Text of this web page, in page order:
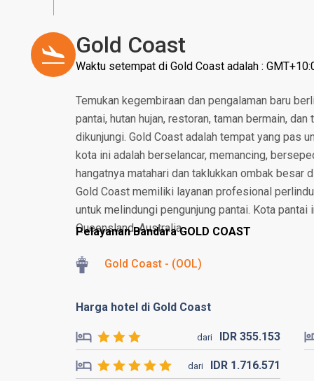
Gold Coast
Waktu setempat di Gold Coast adalah :
Temukan kegembiraan dan pengalaman baru
pantai, hutan hujan, restoran, taman bermain,
dikunjungi. Gold Coast adalah tempat yang pas
kota ini adalah berselancar, memancing,
hangatnya matahari dan taklukkan ombak besar
Gold Coast memiliki layanan profesional
untuk melindungi pengunjung pantai. Kota
Queensland, Australia.
Pelayanan Bandara GOLD COAST
Gold Coast - (OOL)
Harga hotel di Gold Coast
dari IDR 355.153
dari IDR 1.716.571